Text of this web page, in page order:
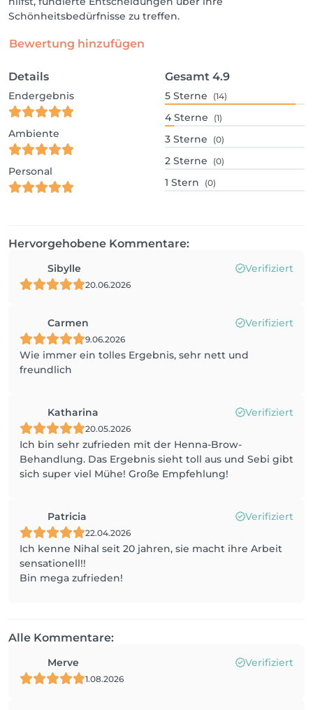
Schönheitsbedürfnisse zu treffen.
Bewertung hinzufügen
Details
Endergebnis
Ambiente
Personal
Gesamt 4.9
5 Sterne (14)
4 Sterne (1)
3 Sterne (0)
2 Sterne (0)
1 Stern (0)
Hervorgehobene Kommentare:
Sibylle Verifiziert
20.06.2026
Carmen Verifiziert
9.06.2026
Wie immer ein tolles Ergebnis, sehr nett und
freundlich
Katharina Verifiziert
20.05.2026
Ich bin sehr zufrieden mit der Henna-Brow-
Behandlung. Das Ergebnis sieht toll aus und Sebi gibt
sich super viel Mühe! Große Empfehlung!
Patricia Verifiziert
22.04.2026
Ich kenne Nihal seit 20 jahren, sie macht ihre Arbeit
sensationell!!
Bin mega zufrieden!
Alle Kommentare:
Merve Verifiziert
1.08.2026